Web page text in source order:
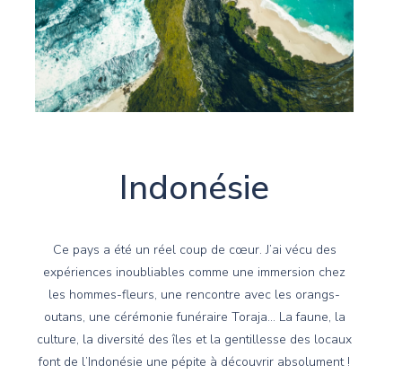
Indonésie
Ce pays a été un réel coup de cœur. J’ai vécu des
expériences inoubliables comme une immersion chez
les hommes-fleurs, une rencontre avec les orangs-
outans, une cérémonie funéraire Toraja… La faune, la
culture, la diversité des îles et la gentillesse des locaux
font de l’Indonésie une pépite à découvrir absolument !